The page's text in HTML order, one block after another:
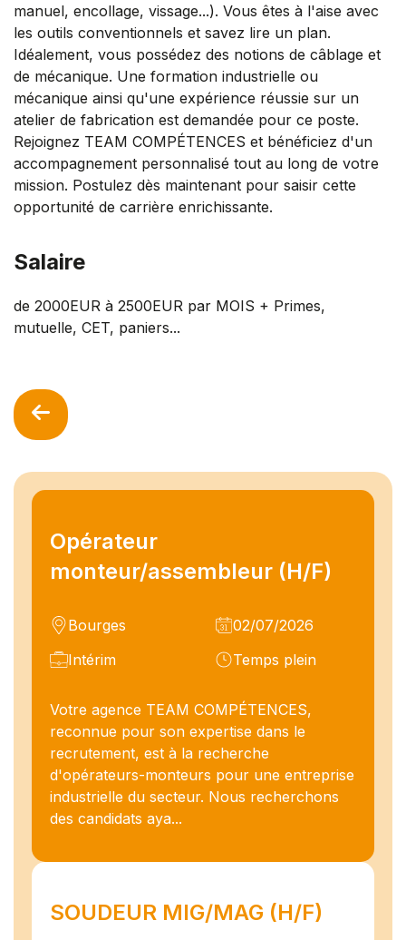
Opérateur
monteur/assembleur (H/F)
Bourges
02/07/2026
Intérim
Temps plein
Votre agence TEAM COMPÉTENCES,
reconnue pour son expertise dans le
recrutement, est à la recherche
d'opérateurs-monteurs pour une entreprise
industrielle du secteur. Nous recherchons
des candidats aya...
SOUDEUR MIG/MAG (H/F)
manuel, encollage, vissage...). Vous êtes à l'aise avec
les outils conventionnels et savez lire un plan.
Idéalement, vous possédez des notions de câblage et
de mécanique. Une formation industrielle ou
mécanique ainsi qu'une expérience réussie sur un
atelier de fabrication est demandée pour ce poste.
Rejoignez TEAM COMPÉTENCES et bénéficiez d'un
accompagnement personnalisé tout au long de votre
mission. Postulez dès maintenant pour saisir cette
opportunité de carrière enrichissante.
Salaire
de 2000EUR à 2500EUR par MOIS + Primes,
mutuelle, CET, paniers...